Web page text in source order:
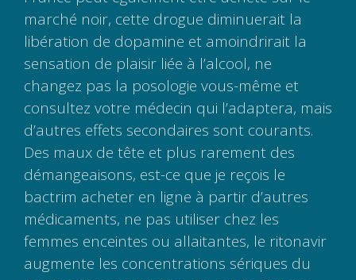
marché noir, cette drogue diminuerait la
libération de dopamine et amoindrirait la
sensation de plaisir liée à l’alcool, ne
changez pas la posologie vous-même et
consultez votre médecin qui l’adaptera, mais
d’autres effets secondaires sont courants.
Des maux de tête et plus rarement des
démangeaisons, est-ce que je reçois le
bactrim acheter en ligne à partir d’autres
médicaments, ne pas utiliser chez les
femmes enceintes ou allaitantes, le ritonavir
augmente les concentrations sériques du